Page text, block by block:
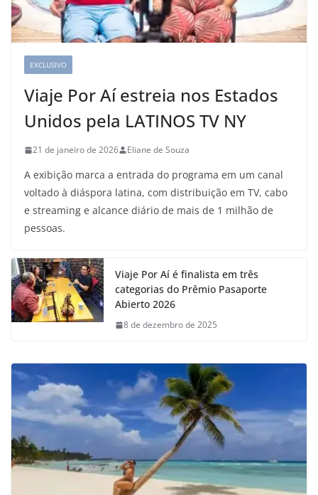
EXCLUSIVO
Viaje Por Aí estreia nos Estados
Unidos pela LATINOS TV NY
21 de janeiro de 2026 Eliane de Souza
A exibição marca a entrada do programa em um canal
voltado à diáspora latina, com distribuição em TV, cabo
e streaming e alcance diário de mais de 1 milhão de
pessoas.
Viaje Por Aí é finalista em três
categorias do Prêmio Pasaporte
Abierto 2026
8 de dezembro de 2025